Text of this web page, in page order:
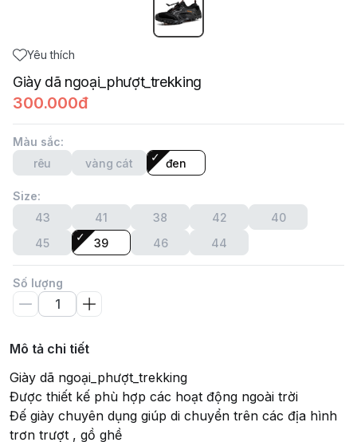
Yêu thích
Giày dã ngoại_phượt_trekking
300.000đ
Màu sắc:
rêu
vàng cát đen
Size:
43
41 38 42
40
45
39 46 44
Số lượng
Mô tả chi tiết
Giày dã ngoại_phượt_trekking
Được thiết kế phù hợp các hoạt động ngoài trời
Đế giày chuyên dụng giúp di chuyển trên các địa hình
trơn trượt , gồ ghề